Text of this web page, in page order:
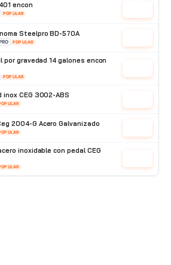
encon
POPULAR
Steelpro BD-570A
POPULAR
gravedad 14 galones encon
POPULAR
inox CEG 3002-ABS
2004-G Acero Galvanizado
inoxidable con pedal CEG
encon